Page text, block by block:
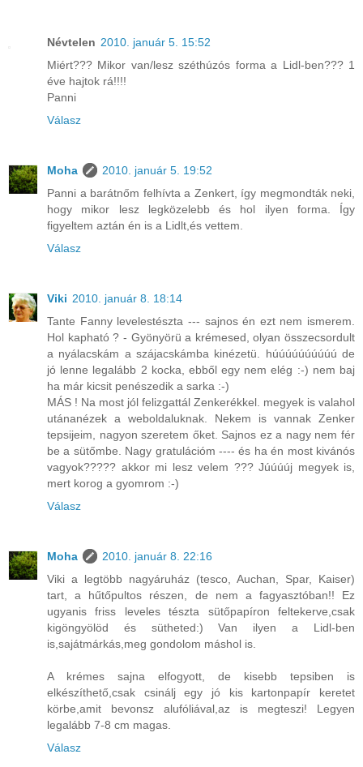
Névtelen 2010. január 5. 15:52
Miért??? Mikor van/lesz széthúzós forma a Lidl-ben??? 1
éve hajtok rá!!!!
Panni
Válasz
Moha
2010. január 5. 19:52
Panni a barátnőm felhívta a Zenkert, így megmondták neki,
hogy mikor lesz legközelebb és hol ilyen forma. Így
figyeltem aztán én is a Lidlt,és vettem.
Válasz
Viki 2010. január 8. 18:14
Tante Fanny levelestészta --- sajnos én ezt nem ismerem.
Hol kapható ? - Gyönyörü a krémesed, olyan összecsordult
a nyálacskám a szájacskámba kinézetü. húúúúúúúúúú de
jó lenne legalább 2 kocka, ebből egy nem elég :-) nem baj
ha már kicsit penészedik a sarka :-)
MÁS ! Na most jól felizgattál Zenkerékkel. megyek is valahol
utánanézek a weboldaluknak. Nekem is vannak Zenker
tepsijeim, nagyon szeretem őket. Sajnos ez a nagy nem fér
be a sütőmbe. Nagy gratulációm ---- és ha én most kivánós
vagyok????? akkor mi lesz velem ??? Júúúúj megyek is,
mert korog a gyomrom :-)
Válasz
Moha
2010. január 8. 22:16
Viki a legtöbb nagyáruház (tesco, Auchan, Spar, Kaiser)
tart, a hűtőpultos részen, de nem a fagyasztóban!! Ez
ugyanis friss leveles tészta sütőpapíron feltekerve,csak
kigöngyölöd és sütheted:) Van ilyen a Lidl-ben
is,sajátmárkás,meg gondolom máshol is.
A krémes sajna elfogyott, de kisebb tepsiben is
elkészíthető,csak csinálj egy jó kis kartonpapír keretet
körbe,amit bevonsz alufóliával,az is megteszi! Legyen
legalább 7-8 cm magas.
Válasz